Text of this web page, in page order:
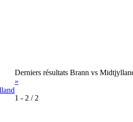
Derniers résultats Brann vs
»
1 - 2 / 2